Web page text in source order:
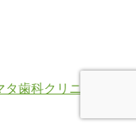
歯科クリニック）